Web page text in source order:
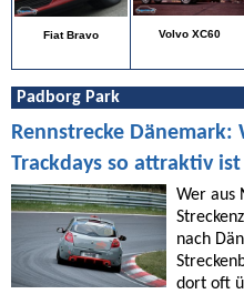
Fiat Bravo Volvo XC60
Padborg Park
Rennstrecke
Trackdays so attraktiv ist
Wer aus
nach
dort oft